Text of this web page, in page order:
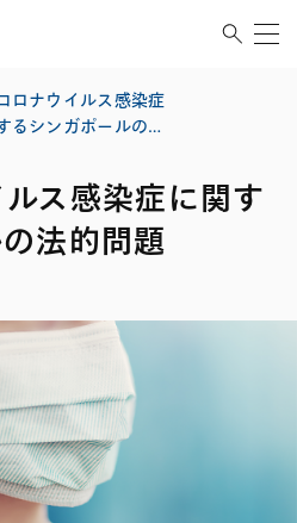
ロナウイルス感染症
るシンガポールの法
ス感染症に関す
法的問題